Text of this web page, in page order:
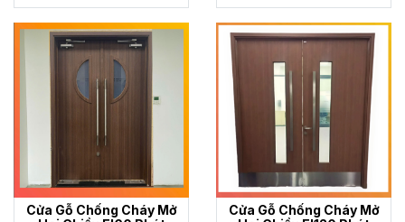
Cửa Gỗ Chống Cháy Mở
Cửa Gỗ Chống Cháy Mở